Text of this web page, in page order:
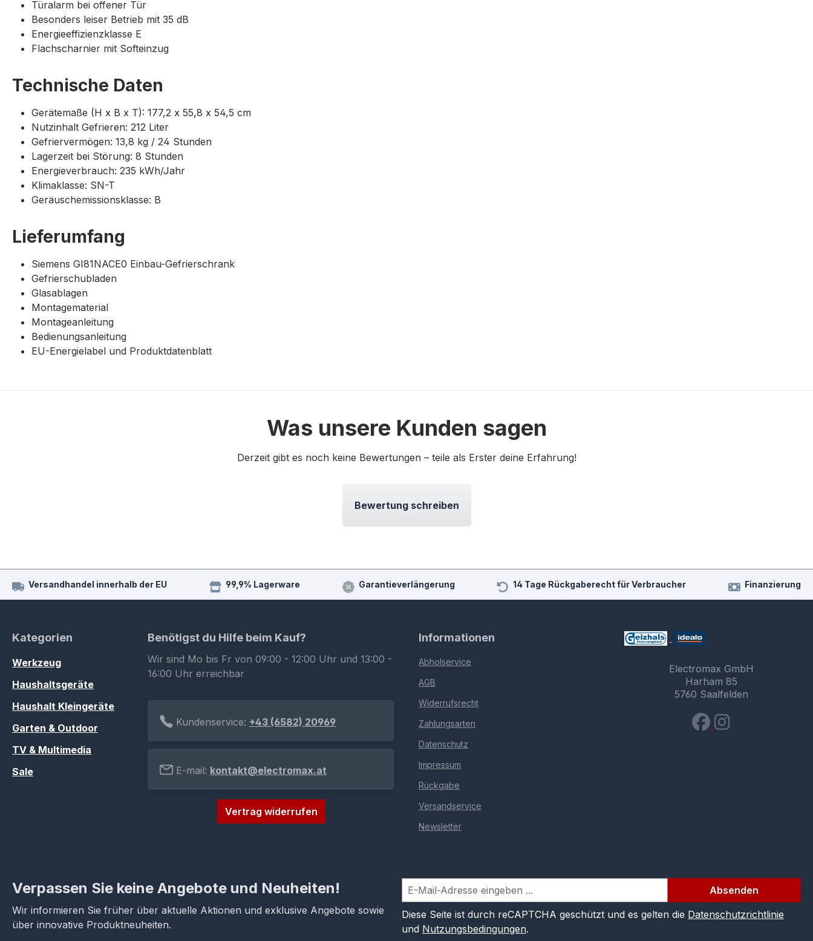
Türalarm bei offener Tür
Besonders leiser Betrieb mit 35 dB
Energieeffizienzklasse E
Flachscharnier mit Softeinzug
Technische Daten
Gerätemaße (H x B x T): 177,2 x 55,8 x 54,5 cm
Nutzinhalt Gefrieren: 212 Liter
Gefriervermögen: 13,8 kg / 24 Stunden
Lagerzeit bei Störung: 8 Stunden
Energieverbrauch: 235 kWh/Jahr
Klimaklasse: SN-T
Geräuschemissionsklasse: B
Lieferumfang
Siemens GI81NACE0 Einbau-Gefrierschrank
Gefrierschubladen
Glasablagen
Montagematerial
Montageanleitung
Bedienungsanleitung
EU-Energielabel und Produktdatenblatt
Was unsere Kunden sagen
Derzeit gibt es noch keine Bewertungen – teile als Erster deine Erfahrung!
Bewertung schreiben
Versandhandel innerhalb der EU 99,9% Lagerware Garantieverlängerung 14 Tage Rückgaberecht für Verbraucher Finanzierung
Kategorien
Werkzeug
Haushaltsgeräte
Haushalt Kleingeräte
Garten & Outdoor
TV & Multimedia
Sale
Benötigst du Hilfe beim Kauf?
Wir sind Mo bis Fr von 09:00 - 12:00 Uhr und 13:00 -
16:00 Uhr erreichbar
Kundenservice: +43 (6582) 20969
E-mail: kontakt@electromax.at
Vertrag widerrufen
Informationen
Abholservice
AGB
Widerrufsrecht
Zahlungsarten
Datenschutz
Impressum
Rückgabe
Versandservice
Newsletter
Electromax GmbH
Harham 85
5760 Saalfelden
Verpassen Sie keine Angebote und Neuheiten!
Wir informieren Sie früher über aktuelle Aktionen und exklusive Angebote sowie
über innovative Produktneuheiten.
Absenden
Diese Seite ist durch reCAPTCHA geschützt und es gelten die Datenschutzrichtlinie
und Nutzungsbedingungen.